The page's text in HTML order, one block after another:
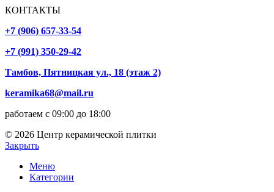
КОНТАКТЫ
+7 (906) 657-33-54
+7 (991) 350-29-42
Тамбов, Пятницкая ул., 18 (этаж 2)
keramika68@mail.ru
работаем с 09:00 до 18:00
© 2026 Центр керамической плитки
Закрыть
Меню
Категории